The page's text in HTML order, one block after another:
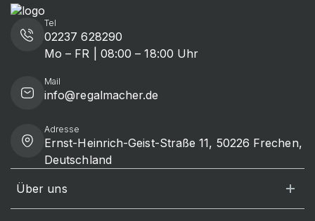
Tel
02237 628290
Mo – FR | 08:00 – 18:00 Uhr
Mail
info@regalmacher.de
Adresse
Ernst-Heinrich-Geist-Straße 11, 50226 Frechen,
Deutschland
Über uns